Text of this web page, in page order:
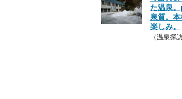
た温泉
泉質。
楽しみ。
（温泉探